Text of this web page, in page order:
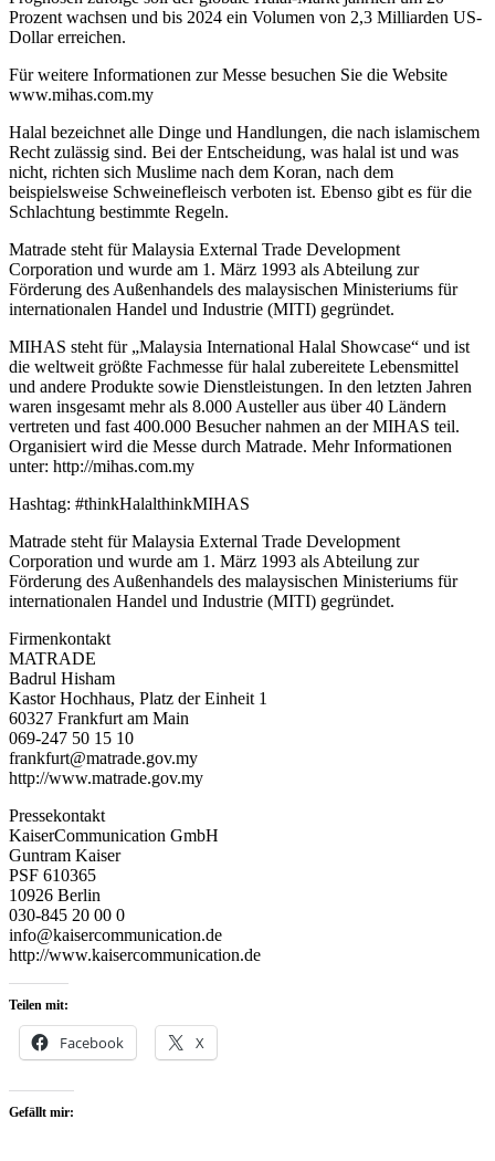
Prozent wachsen und bis 2024 ein Volumen von 2,3 Milliarden US-
Dollar erreichen.
Für weitere Informationen zur Messe besuchen Sie die Website
www.mihas.com.my
Halal bezeichnet alle Dinge und Handlungen, die nach islamischem
Recht zulässig sind. Bei der Entscheidung, was halal ist und was
nicht, richten sich Muslime nach dem Koran, nach dem
beispielsweise Schweinefleisch verboten ist. Ebenso gibt es für die
Schlachtung bestimmte Regeln.
Matrade steht für Malaysia External Trade Development
Corporation und wurde am 1. März 1993 als Abteilung zur
Förderung des Außenhandels des malaysischen Ministeriums für
internationalen Handel und Industrie (MITI) gegründet.
MIHAS steht für „Malaysia International Halal Showcase“ und ist
die weltweit größte Fachmesse für halal zubereitete Lebensmittel
und andere Produkte sowie Dienstleistungen. In den letzten Jahren
waren insgesamt mehr als 8.000 Austeller aus über 40 Ländern
vertreten und fast 400.000 Besucher nahmen an der MIHAS teil.
Organisiert wird die Messe durch Matrade. Mehr Informationen
unter: http://mihas.com.my
Hashtag: #thinkHalalthinkMIHAS
Matrade steht für Malaysia External Trade Development
Corporation und wurde am 1. März 1993 als Abteilung zur
Förderung des Außenhandels des malaysischen Ministeriums für
internationalen Handel und Industrie (MITI) gegründet.
Firmenkontakt
MATRADE
Badrul Hisham
Kastor Hochhaus, Platz der Einheit 1
60327 Frankfurt am Main
069-247 50 15 10
frankfurt@matrade.gov.my
http://www.matrade.gov.my
Pressekontakt
KaiserCommunication GmbH
Guntram Kaiser
PSF 610365
10926 Berlin
030-845 20 00 0
info@kaisercommunication.de
http://www.kaisercommunication.de
Teilen mit:
Facebook X
Gefällt mir: